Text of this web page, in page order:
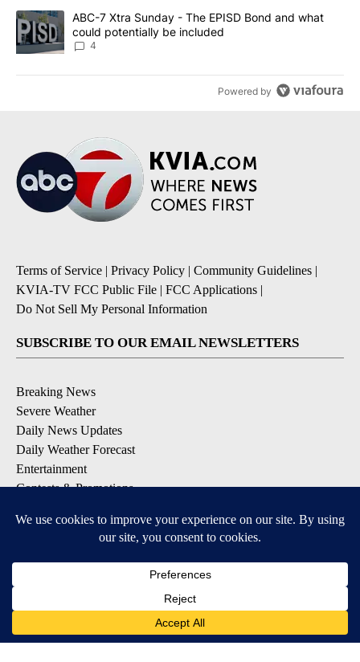
A trending article titled "ABC-7 Xtra Sunday - The EPISD Bond
ABC-7 Xtra Sunday - The EPISD Bond and what
could potentially be included
4
Powered by
Terms of Service | Privacy Policy | Community Guidelines |
KVIA-TV FCC Public File | FCC Applications |
Do Not Sell My Personal Information
SUBSCRIBE TO OUR EMAIL NEWSLETTERS
Breaking News
Severe Weather
Daily News Updates
Daily Weather Forecast
Entertainment
Contests & Promotions
DOWNLOAD OUR APPS
Available for iOS and Android